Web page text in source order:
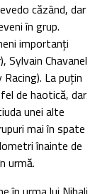
căzând, dar
în grup.
importanți
Sylvain Chavanel
Racing). La puțin
de haotică, dar
unei alte
mai în spate
înainte de
urmă.